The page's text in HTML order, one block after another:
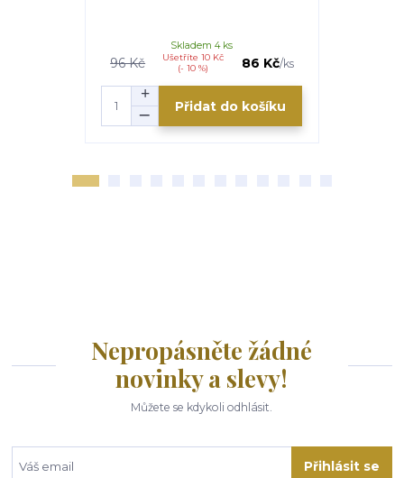
96 Kč
Ušetříte 10 Kč
(- 10 %)
86 Kč/ks
Skladem 4 ks
Přidat do košíku
Nepropásněte žádné
novinky a slevy!
Můžete se kdykoli odhlásit.
Přihlásit se